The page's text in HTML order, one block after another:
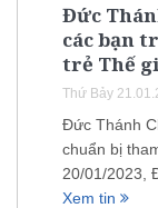
Đức
các bạn
trẻ Thế
Thứ Bảy
Đức Thánh
chuẩn bị
20/01/2023,
Xem tin